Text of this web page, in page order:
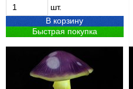
шт.
В корзину
Быстрая покупка